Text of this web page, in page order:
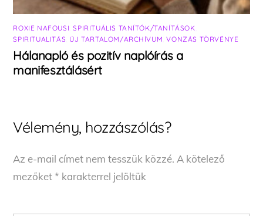
ROXIE NAFOUSI ,SPIRITUÁLIS TANÍTÓK/TANÍTÁSOK
SPIRITUALITÁS ÚJ TARTALOM/ARCHÍVUM ,VONZÁS TÖRVÉNYE
Hálanapló és pozitív naplóírás a
manifesztálásért
Vélemény, hozzászólás?
Az e-mail címet nem tesszük közzé. A kötelező
mezőket* karakterrel jelöltük